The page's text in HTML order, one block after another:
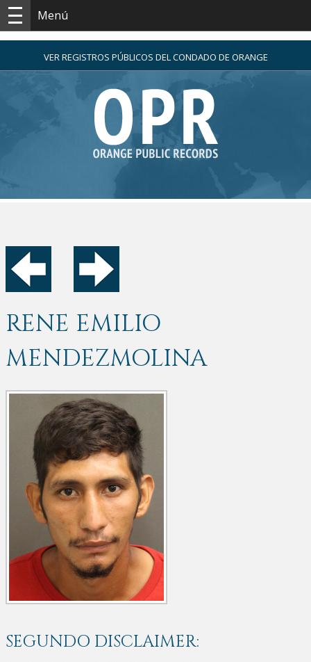
Menú
VER REGISTROS PÚBLICOS DEL CONDADO DE ORANGE
RENE EMILIO
MENDEZMOLINA
SEGUNDO DISCLAIMER: